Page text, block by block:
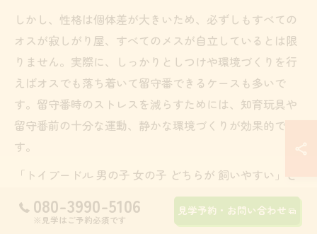
しかし、性格は個体差が大きいため、必ずしもすべての
オスが寂しがり屋、すべてのメスが自立しているとは限
りません。実際に、しっかりとしつけや環境づくりを行
えばオスでも落ち着いて留守番できるケースも多いで
す。留守番時のストレスを減らすためには、知育玩具や
留守番前の十分な運動、静かな環境づくりが効果的で
す。
「トイプードル 男の子 女の子 どちらが 飼いやすい」と
いった検索が多いように、性別ごとの傾向だけでなく、
個体の性格や生活環境の工夫もあわせて検討しましょ
080-3990-5106
※見学はご予約必須です
見学予約・お問い合わせ